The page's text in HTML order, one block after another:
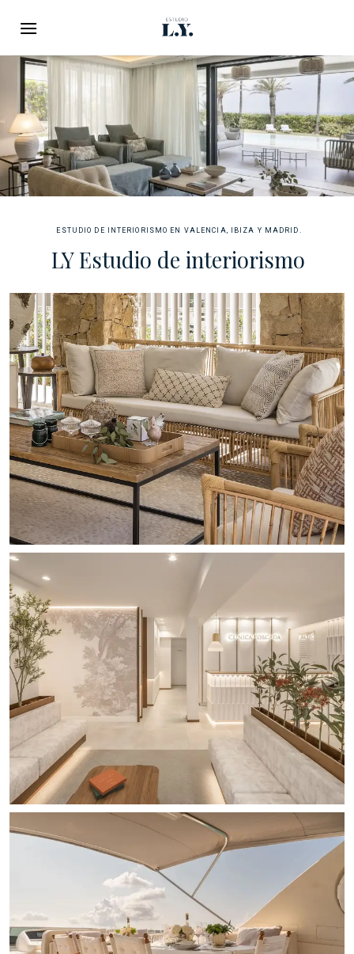
ESTUDIO DE INTERIORISMO EN VALENCIA, IBIZA Y MADRID.
LY Estudio de interiorismo